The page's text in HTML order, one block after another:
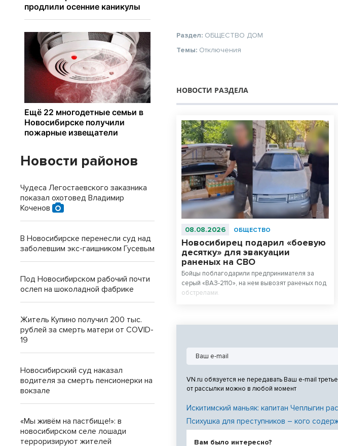
Раздел: ОБЩЕСТВО ДОМ
Темы: Отключения
НОВОСТИ РАЗДЕЛА
08.08.2026 ОБЩЕСТВО
Новосибирец подарил «боевую
десятку» для эвакуации
раненых на СВО
Бойцы поблагодарили предпринимателя за
серый «ВАЗ-2110», на нем вывозят раненых под
обстрелами.
VN.ru обязуется не передавать Ваш e-mail
от рассылки можно в любой момент
Искитимский маньяк: капитан Чеплыгин
Психушка для преступников – кого
Вам было интересно?
Новости районов
Чудеса Легостаевского заказника
показал охотовед Владимир
Коченов
В Новосибирске перенесли суд над
заболевшим экс-гаишником Гусевым
Под Новосибирском рабочий почти
ослеп на шоколадной фабрике
Житель Купино получил 200 тыс.
рублей за смерть матери от COVID-
19
Новосибирский суд наказал
водителя за смерть пенсионерки на
вокзале
«Мы живём на пастбище!»: в
новосибирском селе лошади
терроризируют жителей